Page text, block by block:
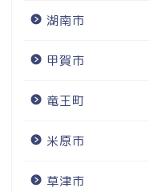
湖南市
甲賀市
竜王町
米原市
草津市